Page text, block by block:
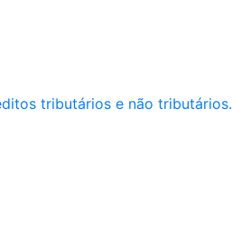
tributários e não tributários.